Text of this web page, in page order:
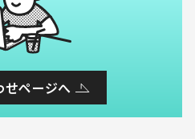
せページへ